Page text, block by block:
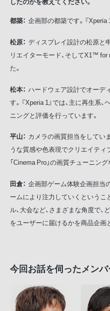
都築： 企画部の都築です。『Xperia
松原： ディスプレイ設計の松原と
リエイターモード、そしてX1™
た。
松本： ハードウェア設計でオーデ
す。『Xperia 1』では、主に再生系
ニングと評価を行っています。
平山： カメラの画質担当をしてい
うな質感や色表現でクリエイテ
「Cinema Pro」の画質チューニン
田倉： 企画部ゲーム体験企画担当
ームにより注力していくというこ
ル、大会など、さまざまな角度で、
をユーザーに届けるかを商品企画
今回お話を伺ったメンバ